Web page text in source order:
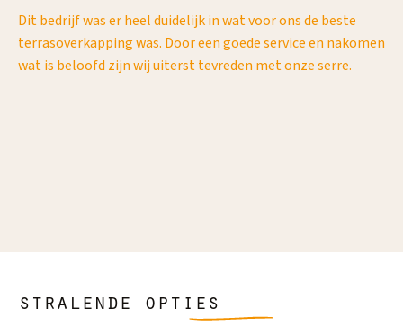
Dit bedrijf was er heel duidelijk in wat voor ons de beste
terrasoverkapping was. Door een goede service en nakomen
wat is beloofd zijn wij uiterst tevreden met onze serre.
stralende opties